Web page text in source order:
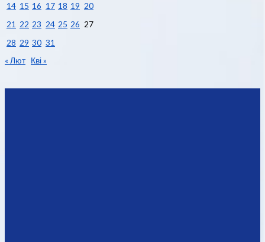
14 15 16 17 18 19 20
21 22 23 24 25 26 27
28 29 30 31
« Лют Кві »